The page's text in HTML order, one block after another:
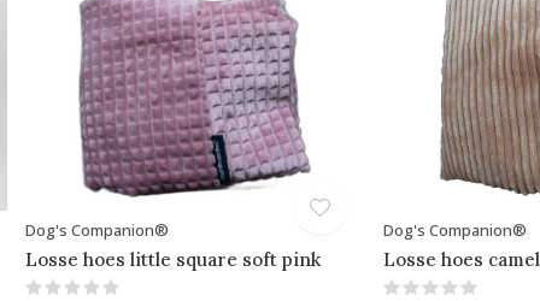
Dog's Companion®
Losse hoes little square soft pink
Dog's Companion®
Losse hoes